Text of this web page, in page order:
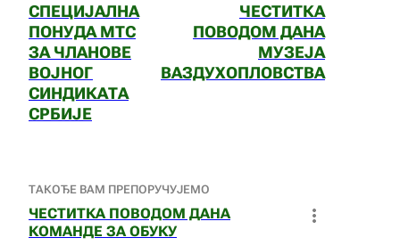
СПЕЦИЈАЛНА
ПОНУДА МТС
ЗА ЧЛАНОВЕ
ВОЈНОГ
СИНДИКАТА
СРБИЈЕ
ЧЕСТИТКА
ПОВОДОМ ДАНА
МУЗЕЈА
ВАЗДУХОПЛОВСТВА
ТАКОЂЕ ВАМ ПРЕПОРУЧУЈЕМО
ЧЕСТИТКА ПОВОДОМ ДАНА
КОМАНДЕ ЗА ОБУКУ